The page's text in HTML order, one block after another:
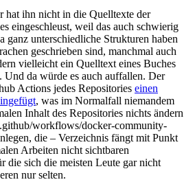
hat ihn nicht in die Quelltexte der
eingeschleust, weil das auch schwierig
ganz unterschiedliche Strukturen haben
geschrieben sind, manchmal auch
vielleicht ein Quelltext eines Buches
Und da würde es auch auffallen. Der
Actions jedes Repositories einen
, was im Normalfall niemandem
Inhalt des Repositories nichts ändern
workflows/docker-community-
die – Verzeichnis fängt mit Punkt
Arbeiten nicht sichtbaren
die sich die meisten Leute gar nicht
nur selten.